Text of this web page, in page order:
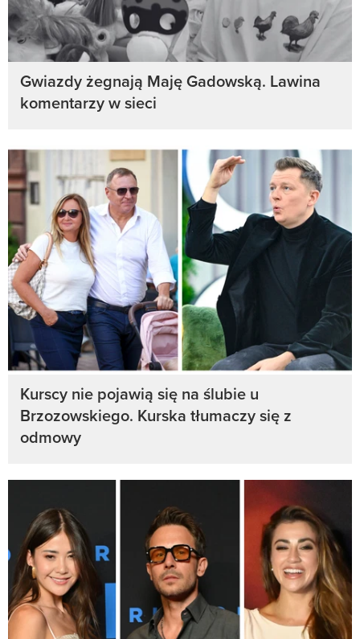
Gwiazdy żegnają Maję Gadowską. Lawina
komentarzy w sieci
Kurscy nie pojawią się na ślubie u
Brzozowskiego. Kurska tłumaczy się z
odmowy